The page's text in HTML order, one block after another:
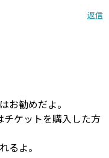
返信
お勧めだよ。
チケットを購入した方
るよ。